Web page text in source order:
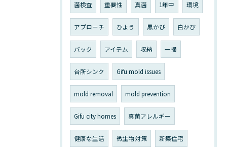
菌検査 重要性 真菌 1年中 環境
アプローチ ひよう 黒かび 白かび
バック アイテム 収納 一掃
台所シンク Gifu mold issues
mold removal mold prevention
Gifu city homes 真菌アレルギー
健康な生活 微生物対策 新築住宅